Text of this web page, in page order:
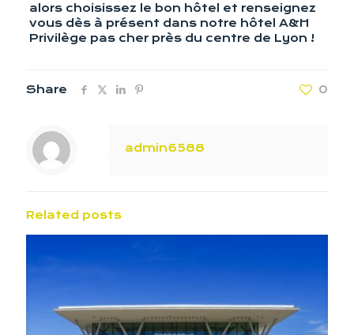
alors choisissez le bon hôtel et renseignez
vous dès à présent dans notre hôtel A&H
Privilège pas cher près du centre de Lyon !
Share 0
admin6588
Related posts